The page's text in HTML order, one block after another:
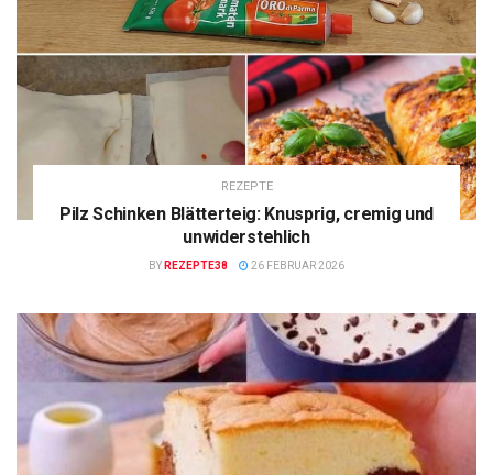
REZEPTE
Pilz Schinken Blätterteig: Knusprig, cremig und
unwiderstehlich
BY REZEPTE38 26 FEBRUAR 2026